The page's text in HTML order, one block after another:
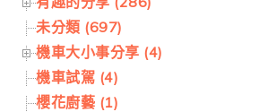
未分類 (697)
機車大小事分享 (4)
機車試駕 (4)
櫻花廚藝 (1)